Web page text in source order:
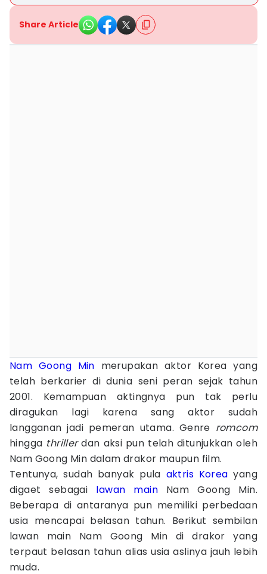
Share Article
Nam Goong Min merupakan aktor Korea yang
telah berkarier di dunia seni peran sejak tahun
2001. Kemampuan aktingnya pun tak perlu
diragukan lagi karena sang aktor sudah
langganan jadi pemeran utama. Genre romcom
hingga thrillerdan aksi pun telah ditunjukkan oleh
Nam Goong Min dalam drakor maupun film.
Tentunya, sudah banyak pula aktris Korea yang
digaet sebagai lawan main Nam Goong Min.
Beberapa di antaranya pun memiliki perbedaan
usia mencapai belasan tahun. Berikut sembilan
lawan main Nam Goong Min di drakor yang
terpaut belasan tahun alias usia aslinya jauh lebih
muda.